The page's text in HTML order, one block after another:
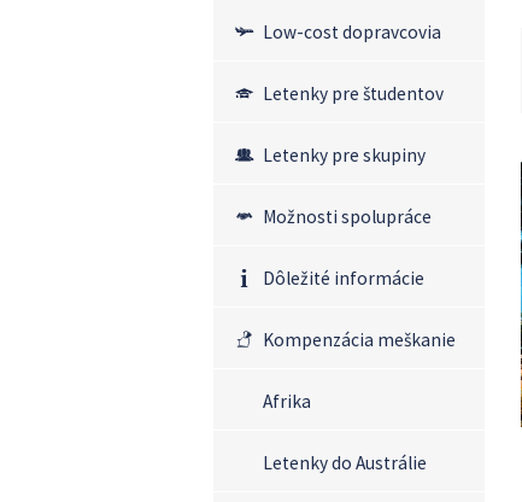
Low-cost dopravcovia
Letenky pre študentov
Letenky pre skupiny
Možnosti spolupráce
Dôležité informácie
Kompenzácia meškanie
Afrika
Letenky do Austrálie